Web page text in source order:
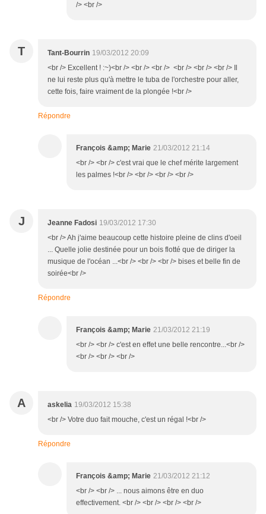
/> <br />
T Tant-Bourrin 19/03/2012 20:09
<br /> Excellent ! :~)<br /> <br /> <br /> <br /> <br /> <br /> Il
ne lui reste plus qu'à mettre le tuba de l'orchestre pour aller,
cette fois, faire vraiment de la plongée !<br />
Répondre
François &amp; Marie 21/03/2012 21:14
<br /> <br /> c'est vrai que le chef mérite largement
les palmes !<br /> <br /> <br /> <br />
J Jeanne Fadosi 19/03/2012 17:30
<br /> Ah j'aime beaucoup cette histoire pleine de clins d'oeil
... Quelle jolie destinée pour un bois flotté que de diriger la
musique de l'océan ...<br /> <br /> <br /> bises et belle fin de
soirée<br />
Répondre
François &amp; Marie 21/03/2012 21:19
<br /> <br /> c'est en effet une belle rencontre...<br />
<br /> <br /> <br />
A askelia 19/03/2012 15:38
<br /> Votre duo fait mouche, c'est un régal !<br />
Répondre
François &amp; Marie 21/03/2012 21:12
<br /> <br /> ... nous aimons être en duo
effectivement. <br /> <br /> <br /> <br />